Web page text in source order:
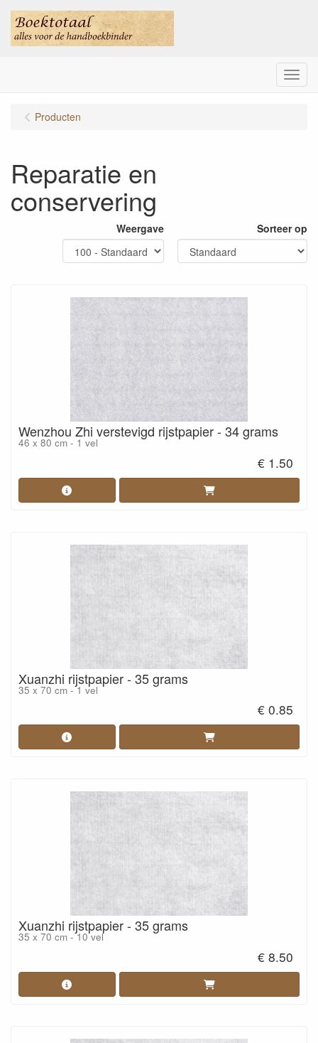
Menu
Producten
Reparatie en
conservering
Weergave Sorteer op
Wenzhou Zhi verstevigd rijstpapier - 34 grams
46 x 80 cm - 1 vel
€ 1.50
Xuanzhi rijstpapier - 35 grams
35 x 70 cm - 1 vel
€ 0.85
Xuanzhi rijstpapier - 35 grams
35 x 70 cm - 10 vel
€ 8.50